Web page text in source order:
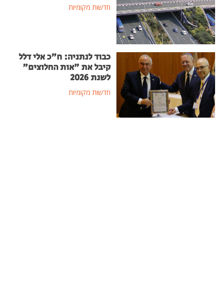
חדשות מקומיות
כבוד לנתניה: ח"כ אלי דלל
קיבל את "אות החלוצים"
לשנת 2026
חדשות מקומיות